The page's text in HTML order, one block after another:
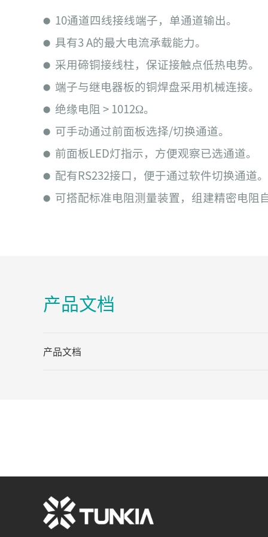
⬤ 10通道四线接线端子，单通道输出。
⬤ 具有3 A的最大电流承载能力。
⬤ 采用碲铜接线柱，保证接触点低热电势。
⬤ 端子与继电器板的铜焊盘采用机械连接。
⬤ 绝缘电阻 > 1012Ω。
⬤ 可手动通过前面板选择/切换通道。
⬤ 前面板LED灯指示，方便观察已选通道。
⬤ 配有RS232接口，便于通过软件切换通道。
⬤ 可搭配标准电阻测量装置，组建精密电阻
产品文档
产品文档